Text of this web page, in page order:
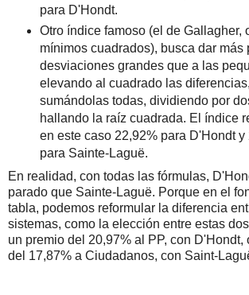
para D'Hondt.
Otro índice famoso (el de Gallagher,
mínimos cuadrados), busca dar más
desviaciones grandes que a las
elevando al cuadrado las diferencias,
sumándolas todas, dividiendo por
hallando la raíz cuadrada. El índice
en este caso 22,92% para D'Hondt y
para Sainte-Laguë.
En realidad, con todas las fórmulas,
parado que Sainte-Laguë. Porque en el
tabla, podemos reformular la diferencia
sistemas, como la elección entre estas
un premio del 20,97% al PP, con D'Hondt,
del 17,87% a Ciudadanos, con Saint-